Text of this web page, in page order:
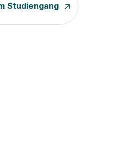
Studiengang